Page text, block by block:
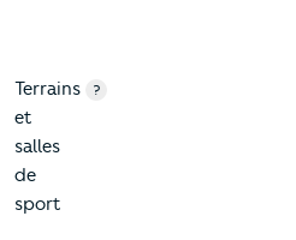
Terrains
et
salles
de
sport
?